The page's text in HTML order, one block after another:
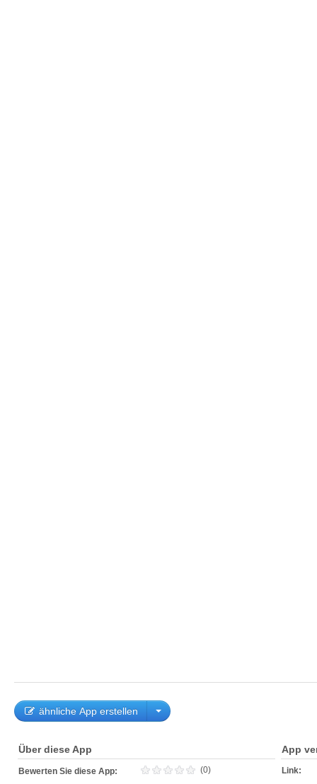
ähnliche App erstellen
Über diese App
Bewerten Sie diese App: (0)
App
Link: